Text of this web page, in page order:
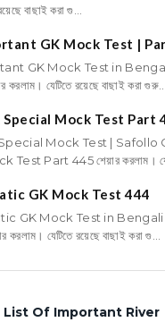
বাছাই করা গু...
GK Mock Test |
GK Mock Test in Bengali
যেটিতে রয়েছে বাছাই করা গুরু...
Special Mock Test Part
Mock Test | Safollo
Part 445 শেয়ার করলাম।
GK Mock Test 444
GK Mock Test in Bengali
যেটিতে রয়েছে বাছাই করা গু...
PDF | List Of Important River